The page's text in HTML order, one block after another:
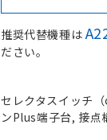
推奨代替機種は
ださい。
セレクタスイッチ
ンPlus端子台, 接点